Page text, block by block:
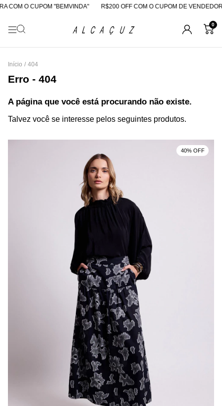
COM O CUPOM "BEMVINDA" R$200 OFF COM O CUPOM DE VENDEDORA
0
Início / 404
Erro - 404
A página que você está procurando não existe.
Talvez você se interesse pelos seguintes produtos.
40% OFF